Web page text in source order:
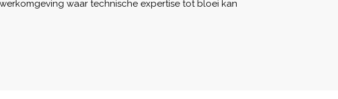
waar technische expertise tot bloei kan